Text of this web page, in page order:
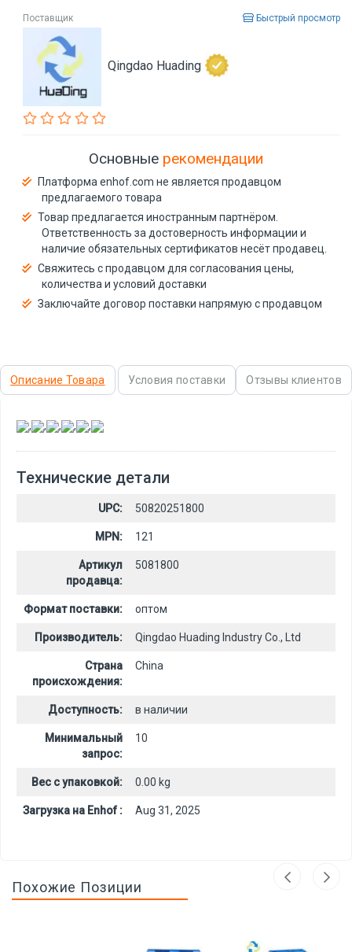
Поставщик Быстрый просмотр
Qingdao Huading
Основные рекомендации
Платформа enhof.com не является продавцом
предлагаемого товара
Товар предлагается иностранным партнёром.
Ответственность за достоверность информации и
наличие обязательных сертификатов несёт продавец.
Свяжитесь с продавцом для согласования цены,
количества и условий доставки
Заключайте договор поставки напрямую с продавцом
Описание Товара Условия поставки Отзывы клиентов
, , , , ,
Технические детали
UPC: 50820251800
MPN: 121
Артикул
продавца:
5081800
Формат поставки: оптом
Производитель: Qingdao Huading Industry Co., Ltd
Страна
происхождения:
China
Доступность: в наличии
Минимальный
запрос:
10
Вес с упаковкой: 0.00 kg
Загрузка на Enhof : Aug 31, 2025
Похожие Позиции